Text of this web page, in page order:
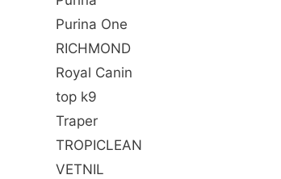
Purina One
RICHMOND
Royal Canin
top k9
Traper
TROPICLEAN
VETNIL